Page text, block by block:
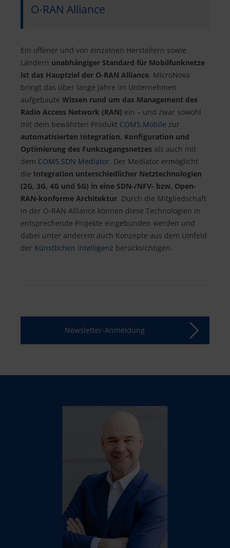
O-RAN Alliance
Ein offener und von einzelnen Herstellern sowie
Ländern unabhängiger Standard für Mobilfunknetze
ist das Hauptziel der O-RAN Alliance. MicroNova
bringt das über lange Jahre im Unternehmen
aufgebaute Wissen rund um das Management des
Radio Access Network (RAN) ein – und zwar sowohl
mit dem bewährten Produkt COM5.Mobile zur
automatisierten Integration, Konfiguration und
Optimierung des Funkzugangsnetzes als auch mit
dem COM5.SDN Mediator. Der Mediator ermöglicht
die Integration unterschiedlicher Netztechnologien
(2G, 3G, 4G und 5G) in eine SDN-/NFV- bzw. Open-
RAN-konforme Architektur. Durch die Mitgliedschaft
in der O-RAN Alliance können diese Technologien in
entsprechende Projekte eingebunden werden und
dabei unter anderem auch Konzepte aus dem Umfeld
der Künstlichen Intelligenz berücksichtigen.
Newsletter-Anmeldung